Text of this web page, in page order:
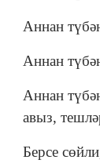
Аннан
Аннан
Аннан
авыз,
Берсе